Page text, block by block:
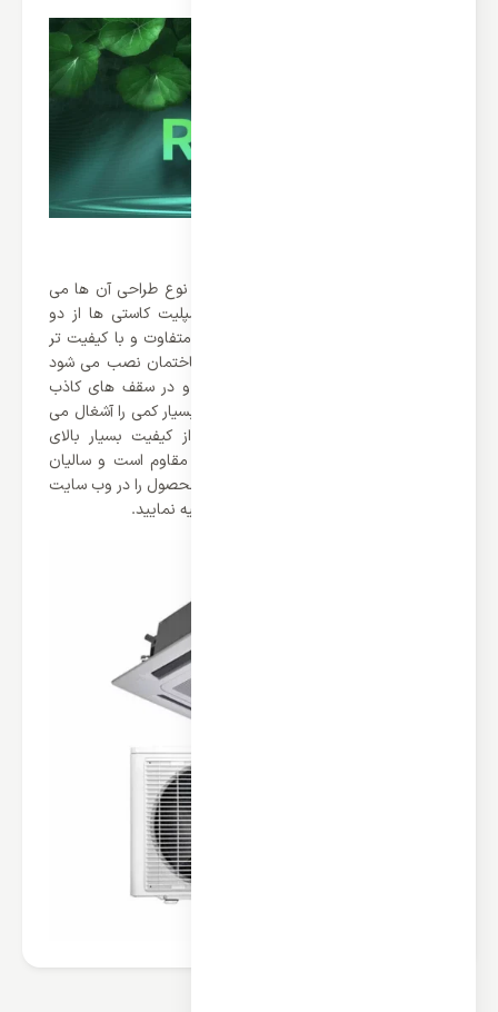
یکی دیگر از بخش های مهم اسپلیت ها نوع طراحی آن ها می
باشد. همانطور که مشاهده می کنید اسپلیت کاستی ها از دو
یونیت تشکیل شده‌اند که طراحی آن ها متفاوت و با کیفیت تر
می باشند. یونیت داخلی آن که داخل ساختمان نصب می شود
به صورت چهار گوش طراحی شده است و در سقف های کاذب
نصب می شود که به همین دلیل فضای بسیار کمی را آشغال می
کنند. یونیت خارجی این محصول نیز از کیفیت بسیار بالای
برخوردار می باشد که در برابر هر شرایط مقاوم است و سالیان
زیادی دوام می آورد. شما می توانید این محصول را در وب سایت
ایران اسپلیت با ضمانت بهترین قیمت تهیه نمایید.